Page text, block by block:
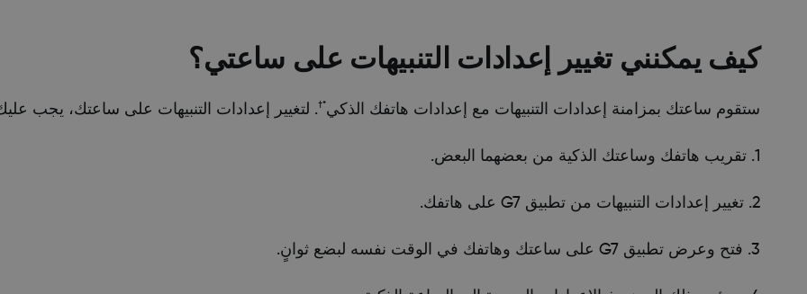
كيف يمكنني تغيير إعدادات التنبيهات على ساعتي؟
ستقوم ساعتك بمزامنة إعدادات التنبيهات مع إعدادات هاتفك الذكي*†. لتغيير إعدادات التنبيهات على ساعتك، يجب
1. تقريب هاتفك وساعتك الذكية من بعضهما البعض.
2. تغيير إعدادات التنبيهات من تطبيق G7 على هاتفك.
3. فتح وعرض تطبيق G7 على ساعتك وهاتفك في الوقت نفسه لبضع ثوانٍ.